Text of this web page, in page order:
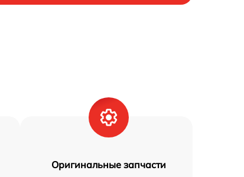
Оригинальные запчасти